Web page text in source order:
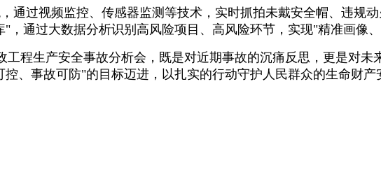
过视频监控、传感器监测等技术，实时抓拍未戴安全帽、违规动
通过大数据分析识别高风险项目、高风险环节，实现"精准画像、
程生产安全事故分析会，既是对近期事故的沉痛反思，更是对未
、事故可防"的目标迈进，以扎实的行动守护人民群众的生命财